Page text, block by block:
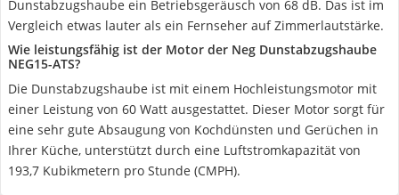
Dunstabzugshaube ein Betriebsgeräusch von 68 dB. Das ist im
Vergleich etwas lauter als ein Fernseher auf Zimmerlautstärke.
Wie leistungsfähig ist der Motor der Neg Dunstabzugshaube
NEG15-ATS?
Die Dunstabzugshaube ist mit einem Hochleistungsmotor mit
einer Leistung von 60 Watt ausgestattet. Dieser Motor sorgt für
eine sehr gute Absaugung von Kochdünsten und Gerüchen in
Ihrer Küche, unterstützt durch eine Luftstromkapazität von
193,7 Kubikmetern pro Stunde (CMPH).